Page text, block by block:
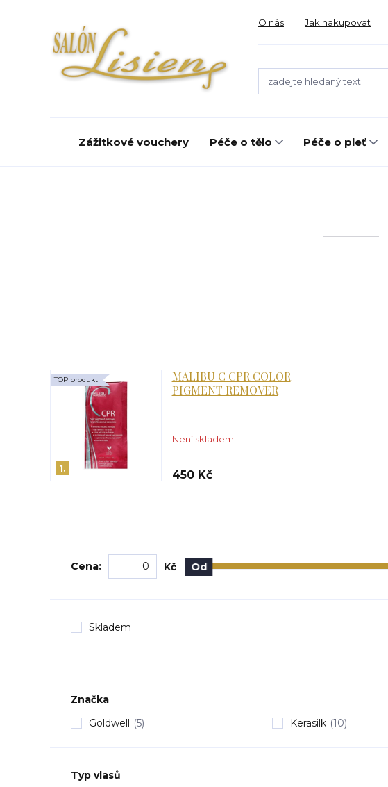
O nás Jak nakupovat
Zážitkové vouchery Péče o tělo Péče o pleť
1.
MALIBU C CPR COLOR
PIGMENT REMOVER
Není skladem
TOP produkt
450 Kč
Cena: Kč Od
Skladem
Značka
Goldwell (5) Kerasilk (10)
Typ vlasů